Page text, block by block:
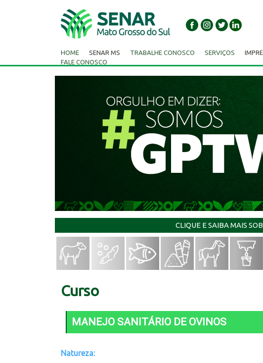
HOME SENAR MS TRABALHE CONOSCO SERVIÇOS
FALE CONOSCO
CLIQUE E SAIBA MAIS
Curso
MANEJO SANITÁRIO DE OVINOS
Natureza: